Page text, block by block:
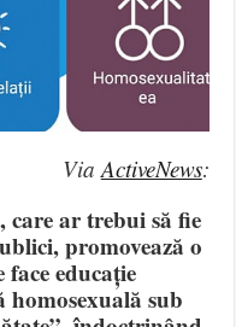
ViaActiveNews:
ar trebui să fie
promovează o
educație
sub